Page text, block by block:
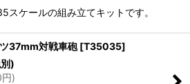
スケールの組み立てキットです。
37mm対戦車砲 [T35035]
)
円)